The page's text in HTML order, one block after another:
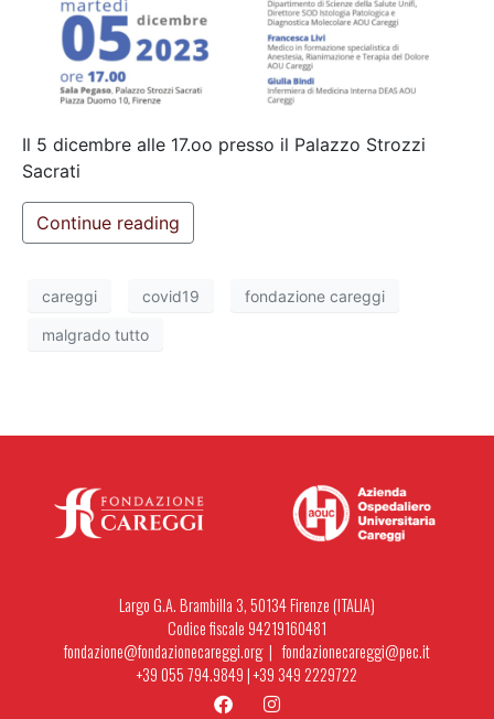
Il 5 dicembre alle 17.oo presso il Palazzo Strozzi
Sacrati
Continue reading
careggi covid19 fondazione careggi
malgrado tutto
Largo G.A. Brambilla 3, 50134 Firenze (ITALIA)
Codice fiscale 94219160481
fondazione@fondazionecareggi.org |fondazionecareggi@pec.it
+39 055 794.9849|+39 349 2229722